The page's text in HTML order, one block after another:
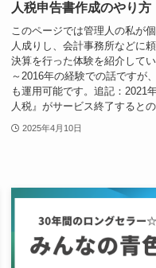
人税申告書作成のやり方
このページでは管理人の私が
人成りし、会計事務所などに
決算を行った体験を紹介して
～2016年の経験での話ですが
も運用可能です。追記：2021
人税』がサービス終了するとの
2025年4月10日